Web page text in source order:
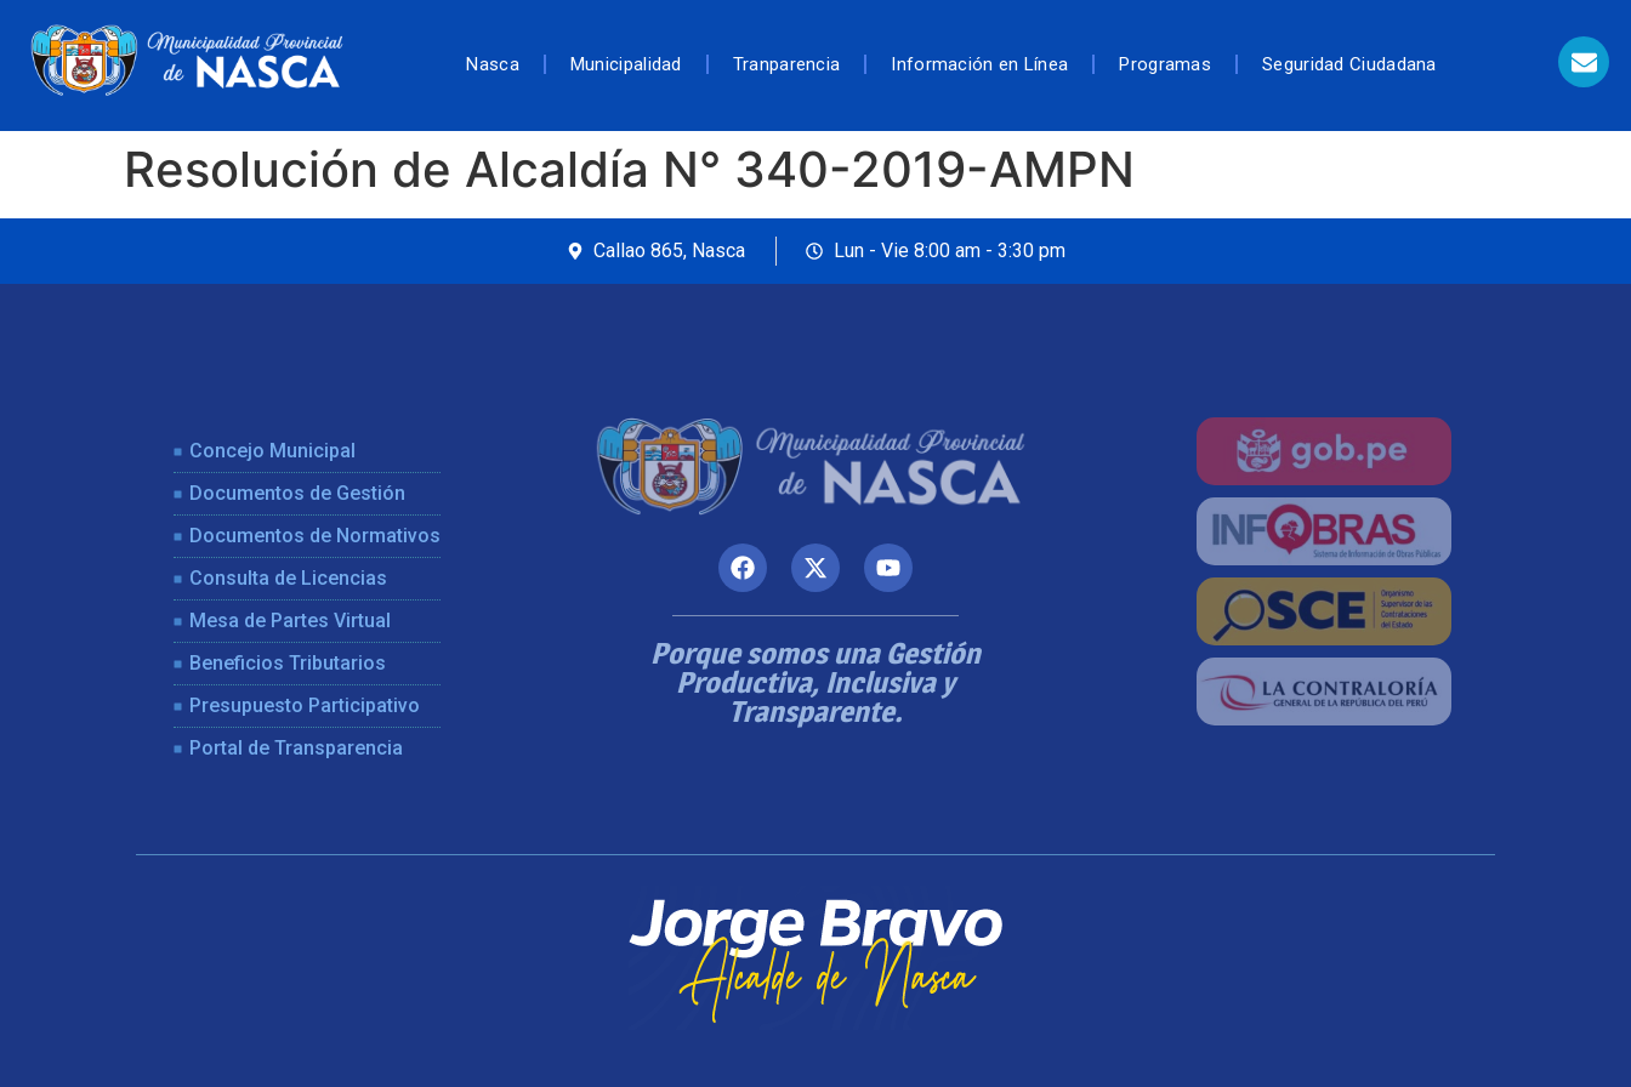
Nasca Municipalidad Tranparencia Información en Línea Programas Seguridad Ciudadana
Resolución de Alcaldía N° 340-2019-AMPN
Callao 865, Nasca Lun - Vie 8:00 am - 3:30 pm
Concejo Municipal
Documentos de Gestión
Documentos de Normativos
Consulta de Licencias
Mesa de Partes Virtual
Beneficios Tributarios
Presupuesto Participativo
Portal de Transparencia
Porque somos una Gestión
Productiva, Inclusiva y
Transparente.